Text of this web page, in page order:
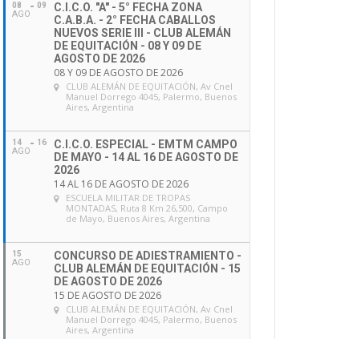
08
AGO
09
C.I.C.O. "A" - 5° FECHA ZONA
C.A.B.A. - 2° FECHA CABALLOS
NUEVOS SERIE III - CLUB ALEMÁN
DE EQUITACIÓN - 08 Y 09 DE
AGOSTO DE 2026
08 Y 09 DE AGOSTO DE 2026
CLUB ALEMÁN DE EQUITACIÓN, Av Cnel
Manuel Dorrego 4045, Palermo, Buenos
Aires, Argentina
14
AGO
16
C.I.C.O. ESPECIAL - EMTM CAMPO
DE MAYO - 14 AL 16 DE AGOSTO DE
2026
14 AL 16 DE AGOSTO DE 2026
ESCUELA MILITAR DE TROPAS
MONTADAS, Ruta 8 Km 26,500, Campo
de Mayo, Buenos Aires, Argentina
15
AGO
CONCURSO DE ADIESTRAMIENTO -
CLUB ALEMÁN DE EQUITACIÓN - 15
DE AGOSTO DE 2026
15 DE AGOSTO DE 2026
CLUB ALEMÁN DE EQUITACIÓN, Av Cnel
Manuel Dorrego 4045, Palermo, Buenos
Aires, Argentina